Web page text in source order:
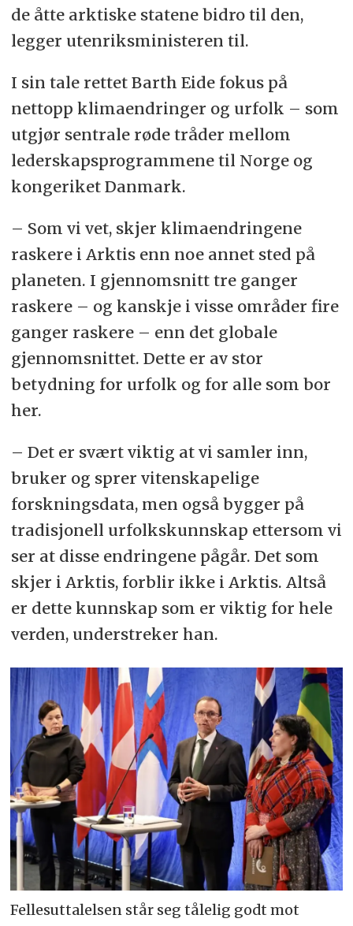
de åtte arktiske statene bidro til den,
legger utenriksministeren til.
I sin tale rettet Barth Eide fokus på
nettopp klimaendringer og urfolk – som
utgjør sentrale røde tråder mellom
lederskapsprogrammene til Norge og
kongeriket Danmark.
– Som vi vet, skjer klimaendringene
raskere i Arktis enn noe annet sted på
planeten. I gjennomsnitt tre ganger
raskere – og kanskje i visse områder fire
ganger raskere – enn det globale
gjennomsnittet. Dette er av stor
betydning for urfolk og for alle som bor
her.
– Det er svært viktig at vi samler inn,
bruker og sprer vitenskapelige
forskningsdata, men også bygger på
tradisjonell urfolkskunnskap ettersom vi
ser at disse endringene pågår. Det som
skjer i Arktis, forblir ikke i Arktis. Altså
er dette kunnskap som er viktig for hele
verden, understreker han.
Fellesuttalelsen står seg tålelig godt mot